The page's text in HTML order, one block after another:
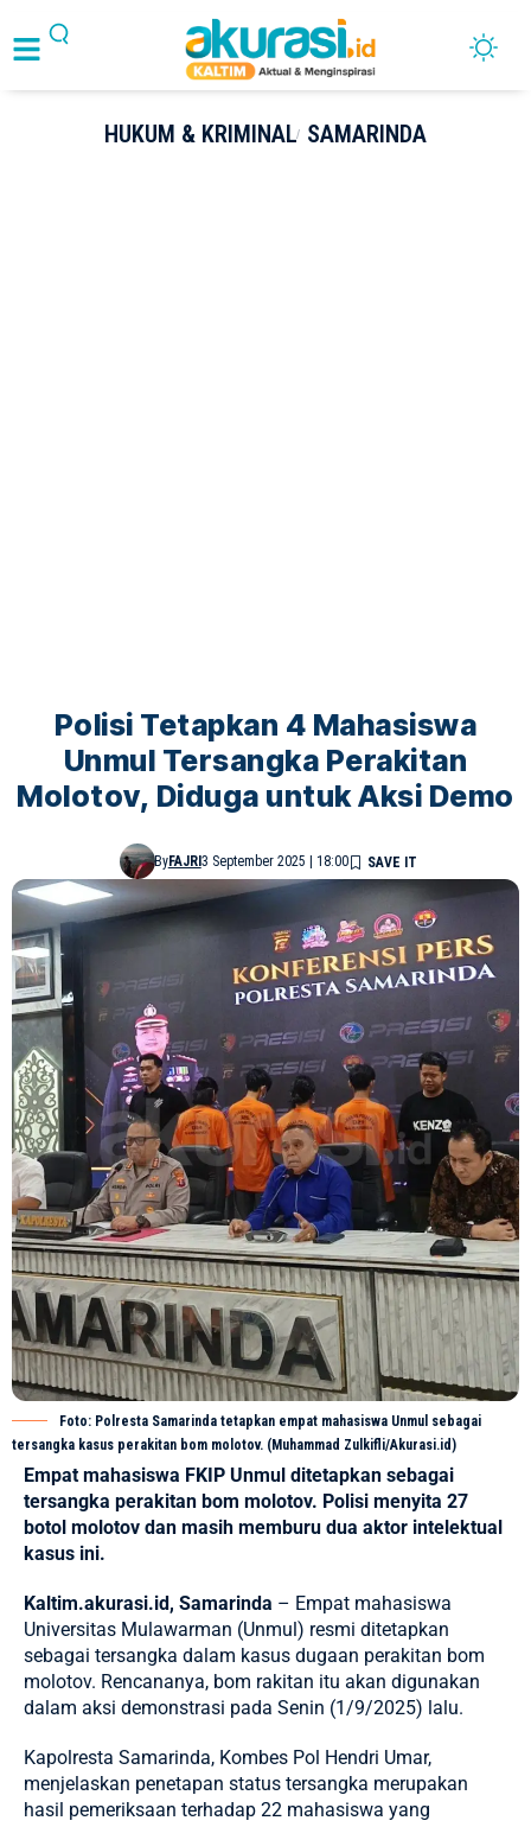
HUKUM & KRIMINAL SAMARINDA
Polisi Tetapkan 4 Mahasiswa
Unmul Tersangka Perakitan
Molotov, Diduga untuk Aksi Demo
ByFAJRI3 September 2025 | 18:00
Foto: Polresta Samarinda tetapkan empat mahasiswa Unmul sebagai
tersangka kasus perakitan bom molotov. (Muhammad Zulkifli/Akurasi.id)
Empat mahasiswa FKIP Unmul ditetapkan sebagai
tersangka perakitan bom molotov. Polisi menyita 27
botol molotov dan masih memburu dua aktor intelektual
kasus ini.
Kaltim.akurasi.id, Samarinda – Empat mahasiswa
Universitas Mulawarman (Unmul) resmi ditetapkan
sebagai tersangka dalam kasus dugaan perakitan bom
molotov. Rencananya, bom rakitan itu akan digunakan
dalam aksi demonstrasi pada Senin (1/9/2025) lalu.
Kapolresta Samarinda, Kombes Pol Hendri Umar,
menjelaskan penetapan status tersangka merupakan
hasil pemeriksaan terhadap 22 mahasiswa yang